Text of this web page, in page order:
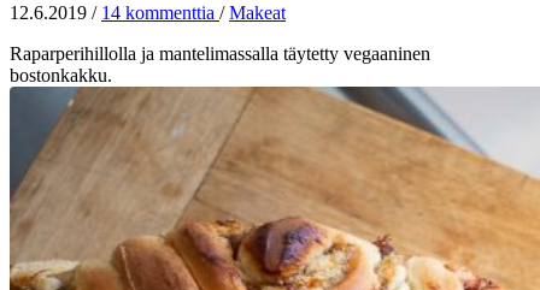
12.6.2019 / 14 kommenttia / Makeat
Raparperihillolla ja mantelimassalla täytetty vegaaninen
bostonkakku.